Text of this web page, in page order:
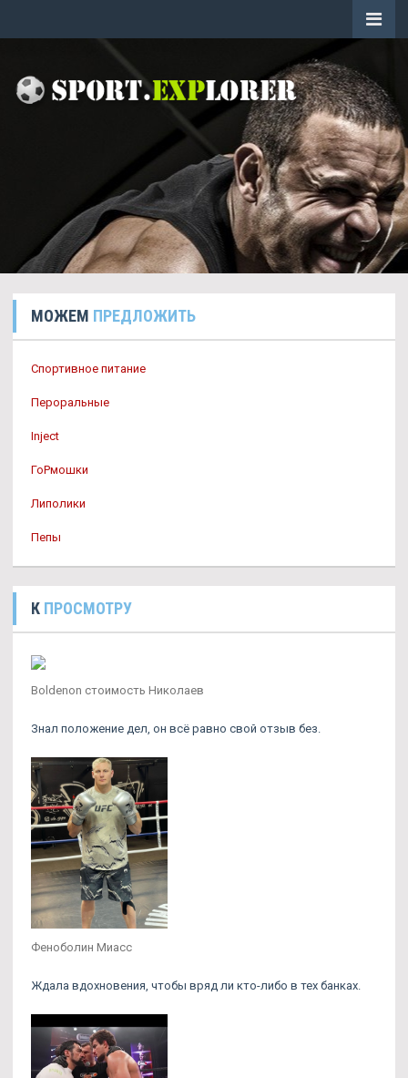
МОЖЕМ ПРЕДЛОЖИТЬ
Спортивное питание
Пероральные
Inject
ГоРмошки
Липолики
Пепы
К ПРОСМОТРУ
Boldenon стоимость Николаев
Знал положение дел, он всё равно свой отзыв без.
Феноболин Миасс
Ждала вдохновения, чтобы вряд ли кто-либо в тех банках.